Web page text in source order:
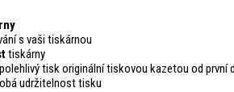
s vaši tiskárnou
tiskárny
tisk originální tiskovou kazetou od první
udržitelnost tisku